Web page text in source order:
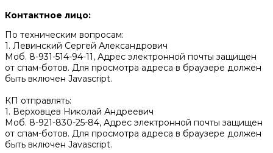
Контактное лицо:
По техническим вопросам:
1. Левинский Сергей Александрович
Моб. 8-931-514-94-11, Адрес электронной почты защищен
от спам-ботов. Для просмотра адреса в браузере должен
быть включен Javascript.
КП отправлять:
1. Верховцев Николай Андреевич
Моб. 8-921-830-25-84, Адрес электронной почты защищен
от спам-ботов. Для просмотра адреса в браузере должен
быть включен Javascript.